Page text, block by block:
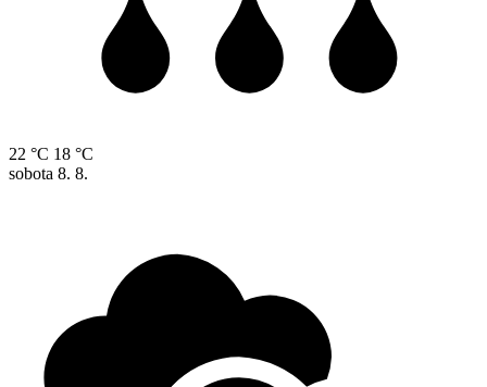
22 °C 18 °C
sobota 8. 8.